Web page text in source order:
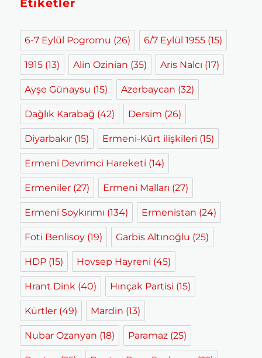
6-7 Eylül Pogromu (26) 6/7 Eylül 1955 (15)
1915 (13) Alin Ozinian (35) Aris Nalcı (17)
Ayşe Günaysu (15) Azerbaycan (32)
Dağlık Karabağ (42) Dersim (26)
Diyarbakır (15) Ermeni-Kürt ilişkileri (15)
Ermeni Devrimci Hareketi (14)
Ermeniler (27) Ermeni Malları (27)
Ermeni Soykırımı (134) Ermenistan (24)
Foti Benlisoy (19) Garbis Altınoğlu (25)
HDP (15) Hovsep Hayreni (45)
Hrant Dink (40) Hınçak Partisi (15)
Kürtler (49) Mardin (13)
Nubar Ozanyan (18) Paramaz (25)